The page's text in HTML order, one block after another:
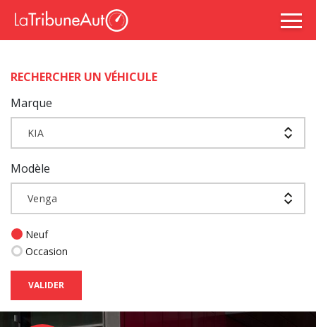
RECHERCHER UN VÉHICULE
Marque
KIA
Modèle
Venga
Neuf
Occasion
VALIDER